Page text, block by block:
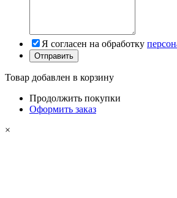
Я согласен на обработку
Товар добавлен в корзину
Продолжить покупки
Оформить заказ
×